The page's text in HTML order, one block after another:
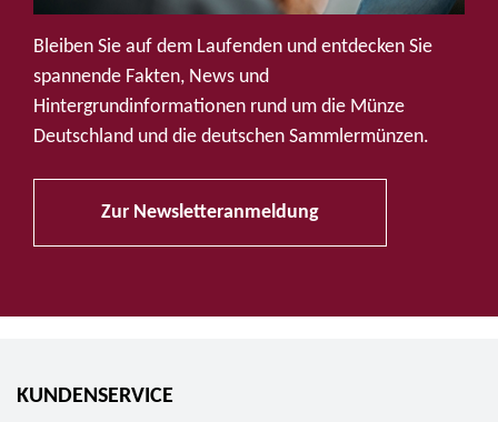
u
f
S
o
c
d
Bleiben Sie auf dem Laufenden und entdecken Sie
spannende Fakten, News und
Hintergrundinformationen rund um die Münze
Deutschland und die deutschen Sammlermünzen.
Zur Newsletteranmeldung
KUNDENSERVICE